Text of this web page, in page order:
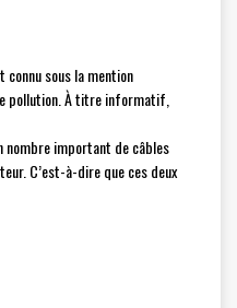
sous la mention
pollution. À titre informatif,
nombre important de câbles
C’est-à-dire que ces deux